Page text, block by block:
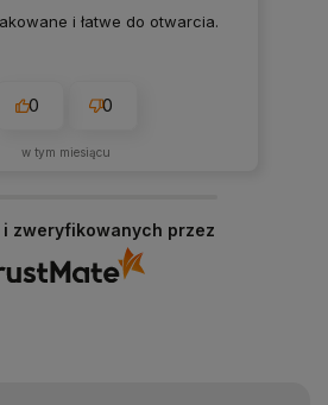
i łatwe do otwarcia.
0 0
w tym miesiącu
zweryfikowanych przez